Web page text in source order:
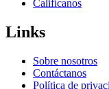
Califícanos
Links
Sobre nosotros
Contáctanos
Política de